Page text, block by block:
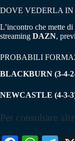
DOVE VEDERLA
L’incontro che mette
streaming DAZN,
PROBABILI
BLACKBURN (3-4-
NEWCASTLE (4-3-
Per consultare